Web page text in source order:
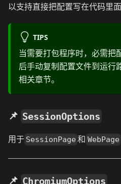
以支持直接把配置写在代码里
TIPS
当需要打包程序时，必需把
后手动复制配置文件到运行
相关章节。
📌 SessionOptions
用于 SessionPage 和 WebPage
📌 ChromiumOptions